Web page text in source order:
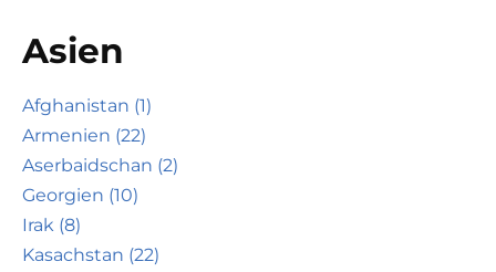
Asien
Afghanistan (1)
Armenien (22)
Aserbaidschan (2)
Georgien (10)
Irak (8)
Kasachstan (22)